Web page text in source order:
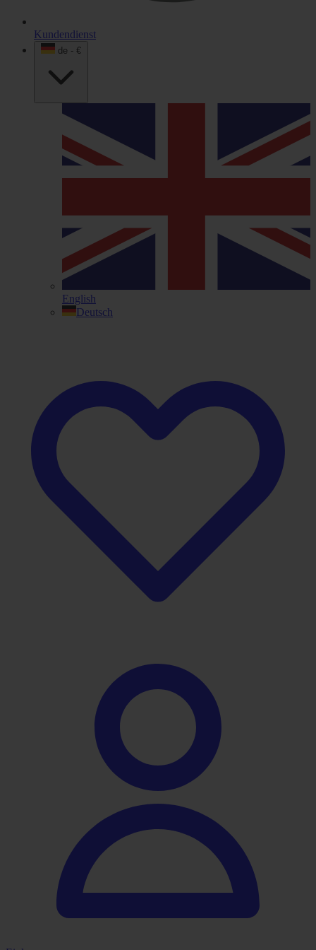
Kundendienst
de - €
English
Deutsch